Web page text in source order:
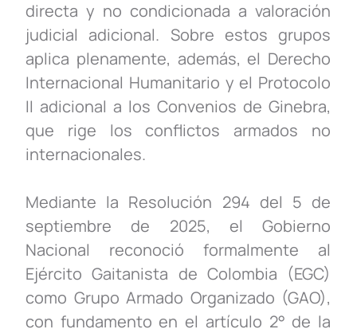
directa y no condicionada a valoración
judicial adicional. Sobre estos grupos
aplica plenamente, además, el Derecho
Internacional Humanitario y el Protocolo
II adicional a los Convenios de Ginebra,
que rige los conflictos armados no
internacionales.
Mediante la Resolución 294 del 5 de
septiembre de 2025, el Gobierno
Nacional reconoció formalmente al
Ejército Gaitanista de Colombia (EGC)
como Grupo Armado Organizado (GAO),
con fundamento en el artículo 2° de la